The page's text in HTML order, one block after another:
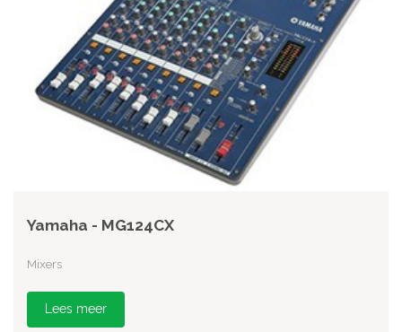
Yamaha - MG124CX
Mixers
Lees meer